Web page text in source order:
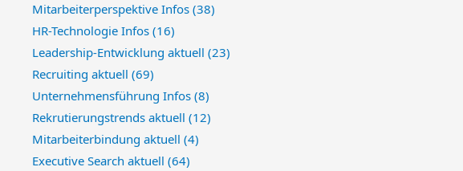
Mitarbeiterperspektive Infos (38)
HR-Technologie Infos (16)
Leadership-Entwicklung aktuell (23)
Recruiting aktuell (69)
Unternehmensführung Infos (8)
Rekrutierungstrends aktuell (12)
Mitarbeiterbindung aktuell (4)
Executive Search aktuell (64)